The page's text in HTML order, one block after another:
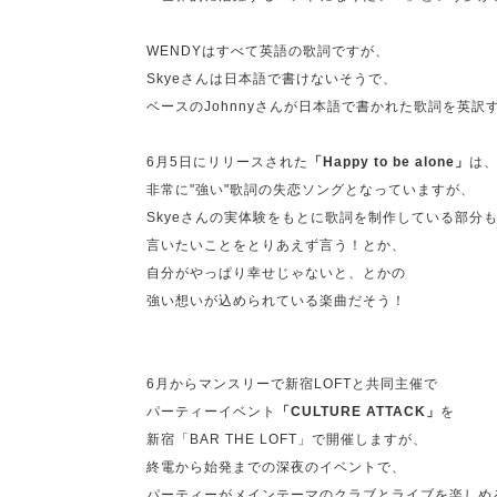
WENDYはすべて英語の歌詞ですが、
Skyeさんは日本語で書けないそうで、
ベースのJohnnyさんが日本語で書かれた歌詞を英訳
6月5日にリリースされた 「Happy to be alone」 は、
非常に"強い"歌詞の失恋ソングとなっていますが、
Skyeさんの実体験をもとに歌詞を制作している部分も
言いたいことをとりあえず言う！とか、
自分がやっぱり幸せじゃないと、とかの
強い想いが込められている楽曲だそう！
6月からマンスリーで新宿LOFTと共同主催で
パーティーイベント
「CULTURE ATTACK」 を
新宿「BAR THE LOFT」で開催しますが、
終電から始発までの深夜のイベントで、